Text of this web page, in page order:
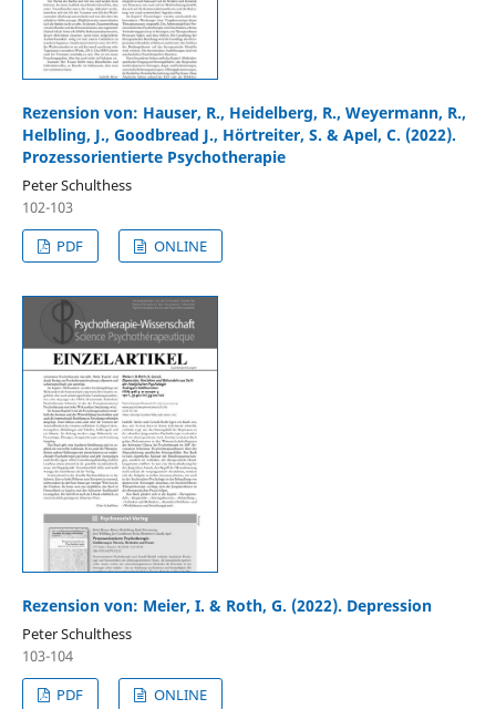
Rezension von: Hauser, R., Heidelberg, R., Weyermann, R.,
Helbling, J., Goodbread J., Hörtreiter, S. & Apel, C. (2022).
Prozessorientierte Psychotherapie
Peter Schulthess
102-103
PDF
ONLINE
Rezension von: Meier, I. & Roth, G. (2022). Depression
Peter Schulthess
103-104
PDF
ONLINE